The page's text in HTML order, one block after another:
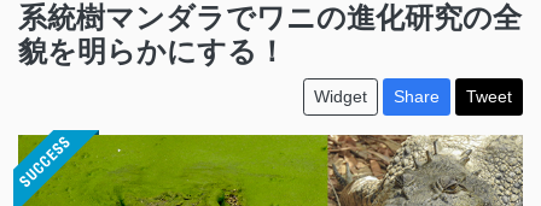
系統樹マンダラでワニの進化研究の全
貌を明らかにする！
Widget Share Tweet